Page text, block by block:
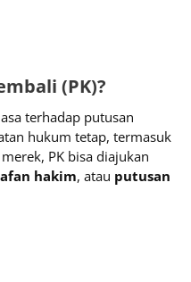
(PK)?
terhadap putusan
hukum tetap, termasuk
PK bisa diajukan
hakim, atau putusan